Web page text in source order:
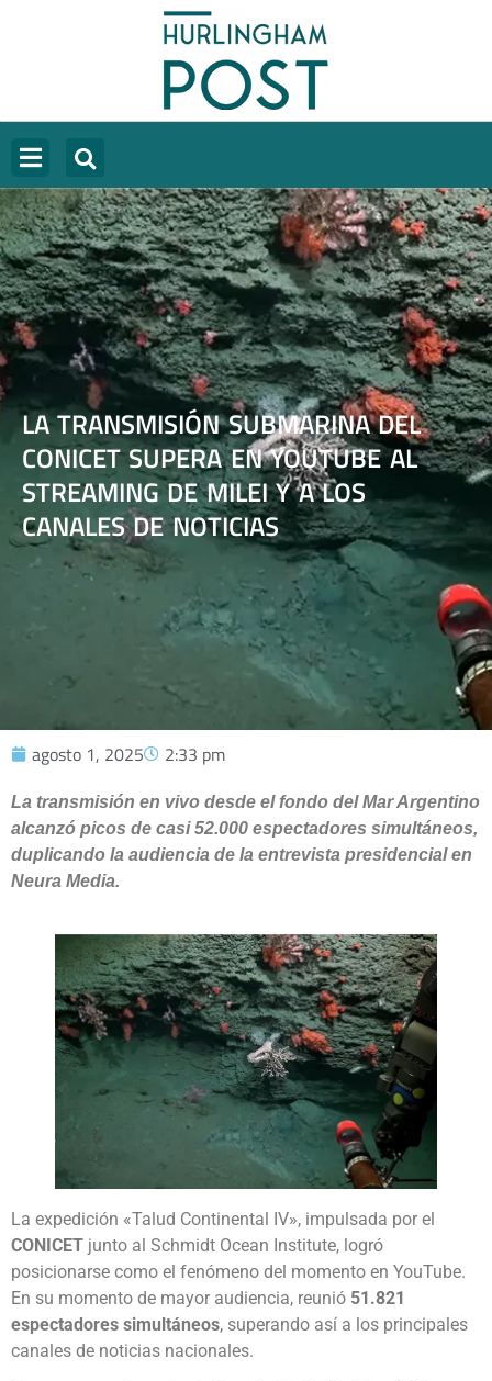
LA TRANSMISIÓN SUBMARINA DEL
CONICET SUPERA EN YOUTUBE AL
STREAMING DE MILEI Y A LOS
CANALES DE NOTICIAS
agosto 1, 2025 2:33 pm
La transmisión en vivo desde el fondo del Mar Argentino
alcanzó picos de casi 52.000 espectadores simultáneos,
duplicando la audiencia de la entrevista presidencial en
Neura Media.
La expedición «Talud Continental IV», impulsada por el
CONICET junto al Schmidt Ocean Institute, logró
posicionarse como el fenómeno del momento en YouTube.
En su momento de mayor audiencia, reunió 51.821
espectadores simultáneos, superando así a los principales
canales de noticias nacionales.